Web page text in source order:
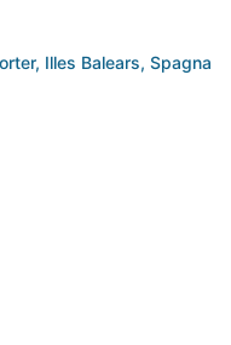
Illes Balears, Spagna